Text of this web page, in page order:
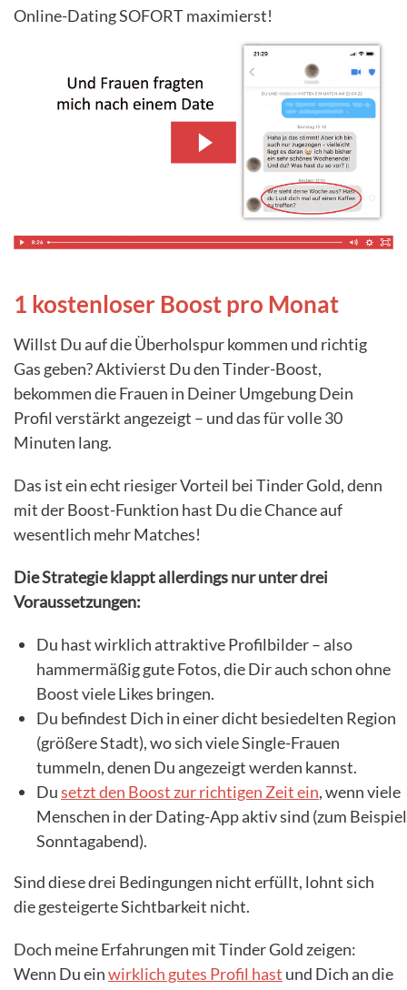
Online-Dating SOFORT maximierst!
1 kostenloser Boost pro Monat
Willst Du auf die Überholspur kommen und richtig
Gas geben? Aktivierst Du den Tinder-Boost,
bekommen die Frauen in Deiner Umgebung Dein
Profil verstärkt angezeigt – und das für volle 30
Minuten lang.
Das ist ein echt riesiger Vorteil bei Tinder Gold, denn
mit der Boost-Funktion hast Du die Chance auf
wesentlich mehr Matches!
Die Strategie klappt allerdings nur unter drei
Voraussetzungen:
Du hast wirklich attraktive Profilbilder – also
hammermäßig gute Fotos, die Dir auch schon ohne
Boost viele Likes bringen.
Du befindest Dich in einer dicht besiedelten Region
(größere Stadt), wo sich viele Single-Frauen
tummeln, denen Du angezeigt werden kannst.
Dusetzt den Boost zur richtigen Zeit ein, wenn viele
Menschen in der Dating-App aktiv sind (zum Beispiel
Sonntagabend).
Sind diese drei Bedingungen nicht erfüllt, lohnt sich
die gesteigerte Sichtbarkeit nicht.
Doch meine Erfahrungen mit Tinder Gold zeigen:
Wenn Du einwirklich gutes Profil hast und Dich an die